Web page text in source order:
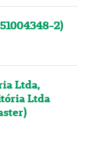
2)
Ltda,
Ltda